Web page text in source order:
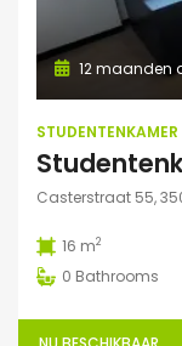
12 maanden
STUDENTENKAMER
Casterstraat 55,
16 m2
0 Bathrooms